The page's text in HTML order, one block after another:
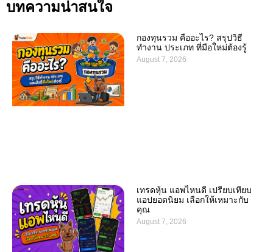
บทความน่าสนใจ
กองทุนรวม คืออะไร? สรุปวิธี
ทำงาน ประเภท ที่มือใหม่ต้องรู้
August 7, 2026
เทรดหุ้น แอพไหนดี เปรียบเทียบ
แอปยอดนิยม เลือกให้เหมาะกับ
คุณ
August 7, 2026